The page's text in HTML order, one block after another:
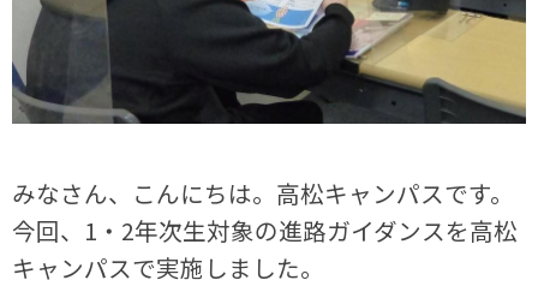
みなさん、こんにちは。高松キャンパスです。
今回、1・2年次生対象の進路ガイダンスを高松
キャンパスで実施しました。